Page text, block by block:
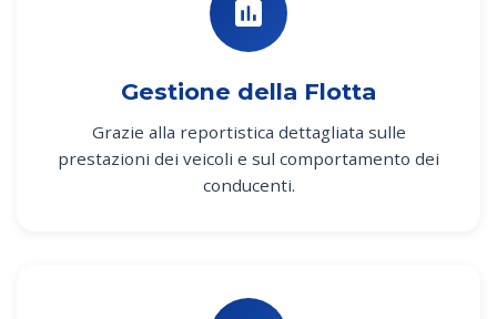
Gestione della Flotta
Grazie alla reportistica dettagliata sulle
prestazioni dei veicoli e sul comportamento dei
conducenti.